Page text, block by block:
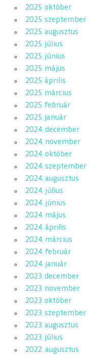
2025. október
2025. szeptember
2025. augusztus
2025. július
2025. június
2025. május
2025. április
2025. március
2025. február
2025. január
2024. december
2024. november
2024. október
2024. szeptember
2024. augusztus
2024. július
2024. június
2024. május
2024. április
2024. március
2024. február
2024. január
2023. december
2023. november
2023. október
2023. szeptember
2023. augusztus
2023. július
2022. augusztus